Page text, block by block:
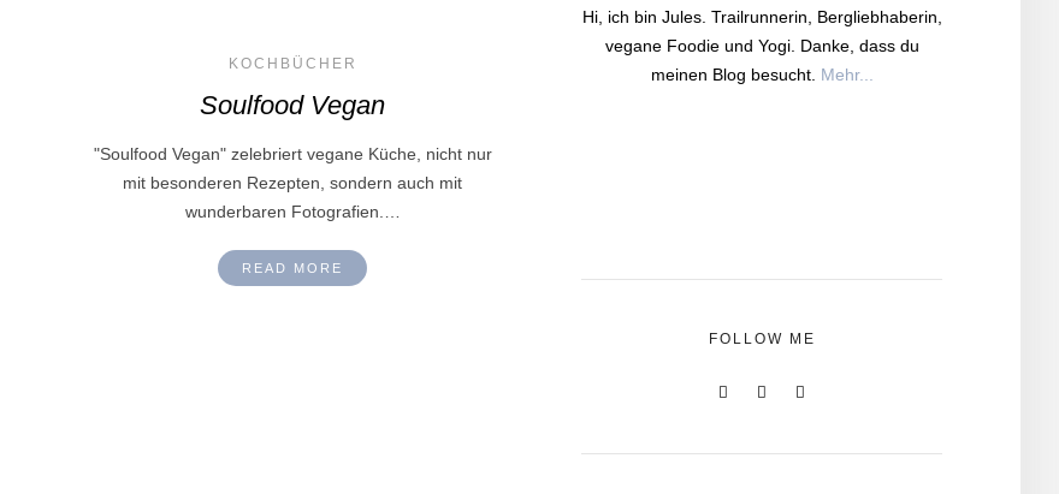
KOCHBÜCHER
Soulfood Vegan
"Soulfood Vegan" zelebriert vegane Küche, nicht nur
mit besonderen Rezepten, sondern auch mit
wunderbaren Fotografien.…
READ MORE
Hi, ich bin Jules. Trailrunnerin, Bergliebhaberin,
vegane Foodie und Yogi. Danke, dass du
meinen Blog besucht. Mehr...
FOLLOW ME